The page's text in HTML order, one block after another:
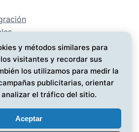
y métodos similares para
visitantes y recordar sus
los utilizamos para medir la
publicitarias, orientar
el tráfico del sitio.
Aceptar